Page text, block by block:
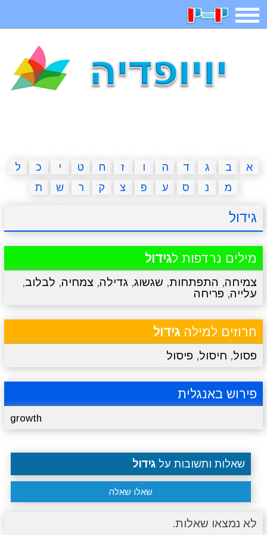
תפריט
איש תלוי מדריכים פוקימון גו מצא הבדלים
יצירה משחקי בנות אשליות חדשות
מתכונים
א ב ג ד ה ו ז ח ט י כ
ל
מ
נ ס ע פ צ ק ר ש ת
גידול
מילים נרדפות לגידול
צמיחה, התפתחות, שגשוג, גדילה, צמחיה, לבלוב,
עלייה, פריחה
חרוזים למילה גידול
פסול, חיסול, פיסול
פירוש באנגלית
growth
שאלות ותשובות על גידול
שאלו שאלה
לא נמצאו שאלות.